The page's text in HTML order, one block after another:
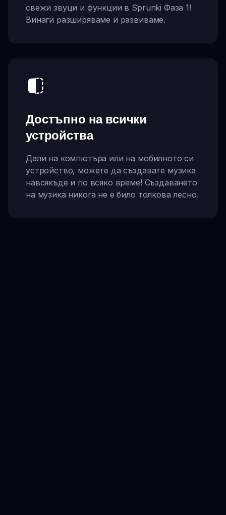
свежи звуци и функции в Sprunki Фаза 1!
Винаги разширяваме и развиваме.
Достъпно на всички
устройства
Дали на компютъра или на мобилното си
устройство, можете да създавате музика
навсякъде и по всяко време! Създаването
на музика никога не е било толкова лесно.